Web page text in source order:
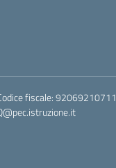
fiscale: 92069210711